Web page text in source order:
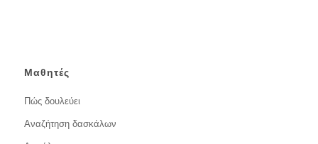
Μαθητές
Πώς δουλεύει
Αναζήτηση δασκάλων